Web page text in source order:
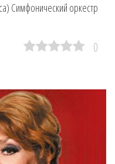
Симфонический оркестр
0